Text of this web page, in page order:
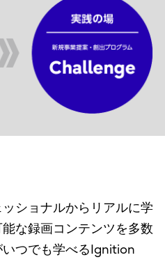
ショナルからリアルに学
な録画コンテンツを多数
つでも学べるIgnition